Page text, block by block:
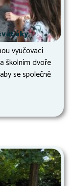
vyučovací
školním dvoře
se společně